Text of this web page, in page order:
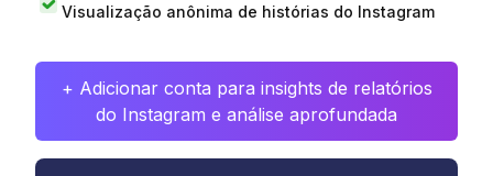
Visualização anônima de histórias do Instagram
+ Adicionar conta para insights de relatórios
do Instagram e análise aprofundada